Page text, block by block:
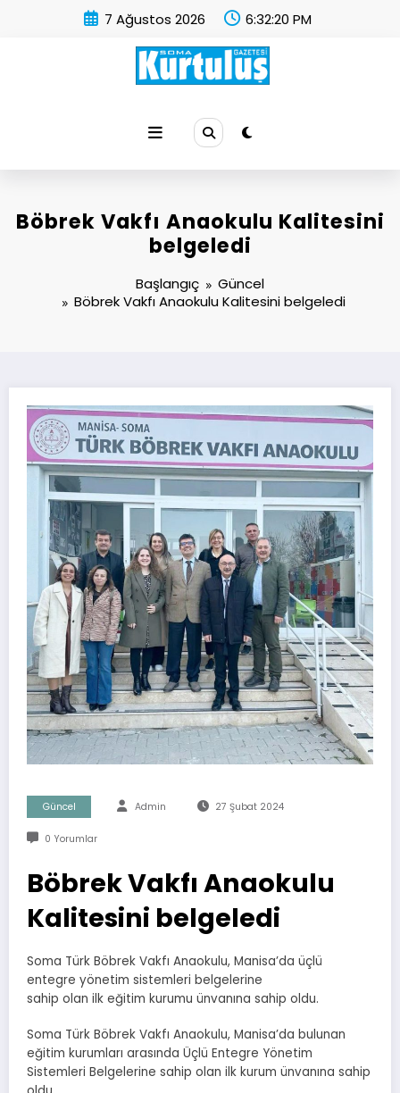
7 Ağustos 2026 6:32:21 PM
Böbrek Vakfı Anaokulu Kalitesini
belgeledi
Başlangıç
Güncel
Böbrek Vakfı Anaokulu Kalitesini belgeledi
Güncel Admin 27 Şubat 2024
0 Yorumlar
Böbrek Vakfı Anaokulu
Kalitesini belgeledi
Soma Türk Böbrek Vakfı Anaokulu, Manisa’da üçlü
entegre yönetim sistemleri belgelerine
sahip olan ilk eğitim kurumu ünvanına sahip oldu.
Soma Türk Böbrek Vakfı Anaokulu, Manisa’da bulunan
eğitim kurumları arasında Üçlü Entegre Yönetim
Sistemleri Belgelerine sahip olan ilk kurum ünvanına sahip